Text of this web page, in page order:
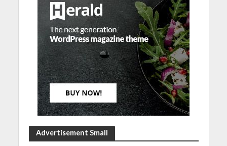
Advertisement Small